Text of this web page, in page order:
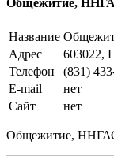
Общежитие,
Название
Адрес
603022,
Телефон
(831)
E-mail
нет
Сайт
нет
Общежитие,